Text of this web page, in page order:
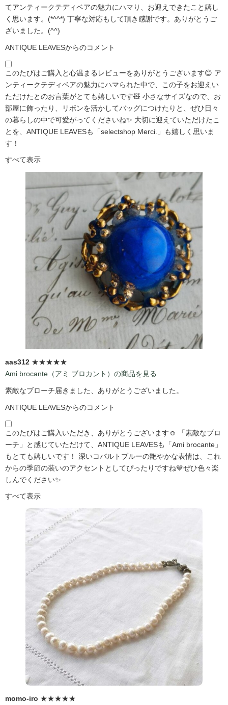
てアンティークテディベアの魅力にハマり、お迎えできたこと嬉し
く思います。(*^^*) 丁寧な対応もして頂き感謝です。ありがとうご
ざいました。(^^)
ANTIQUE LEAVESからのコメント
このたびはご購入と心温まるレビューをありがとうございます😊 ア
ンティークテディベアの魅力にハマられた中で、この子をお迎えい
ただけたとのお言葉がとても嬉しいです🧸 小さなサイズなので、お
部屋に飾ったり、リボンを活かしてバッグにつけたりと、ぜひ日々
の暮らしの中で可愛がってくださいね✨ 大切に迎えていただけたこ
とを、ANTIQUE LEAVESも「selectshop Merci.」も嬉しく思いま
す！
すべて表示
aas312 ★★★★★
Ami brocante（アミ ブロカント）の商品を見る
素敵なブローチ届きました、ありがとうございました。
ANTIQUE LEAVESからのコメント
このたびはご購入いただき、ありがとうございます☺️ 「素敵なブロ
ーチ」と感じていただけて、ANTIQUE LEAVESも「Ami brocante」
もとても嬉しいです！ 深いコバルトブルーの艶やかな表情は、これ
からの季節の装いのアクセントとしてぴったりですね💙ぜひ色々楽
しんでください✨
すべて表示
momo-iro ★★★★★